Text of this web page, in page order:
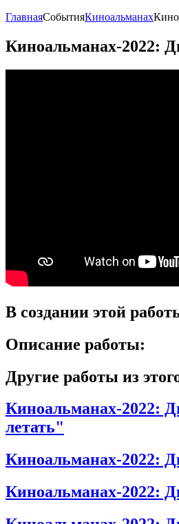
ГлавнаяСобытияКиноальманах
Киноальманах-2022:
В создании этой
Описание работы:
Другие работы из
Киноальманах-2022:
летать"
Киноальманах-2022:
Киноальманах-2022: